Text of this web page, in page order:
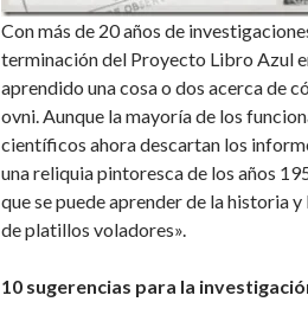
Con más de 20 años de
terminación del Proyecto Libro Azul
aprendido una cosa o dos acerca de
ovni. Aunque la mayoría de los
científicos ahora descartan los
una reliquia pintoresca de los años
que se puede aprender de la historia
de platillos voladores».
10 sugerencias para la